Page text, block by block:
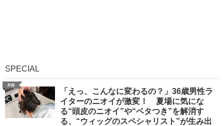
SPECIAL
PR
「えっ、こんなに変わるの？」36歳男性ラ
イターのニオイが激変！ 夏場に気にな
る“頭皮のニオイ”や“ベタつき”を解消す
る、“ウィッグのスペシャリスト”が生み出